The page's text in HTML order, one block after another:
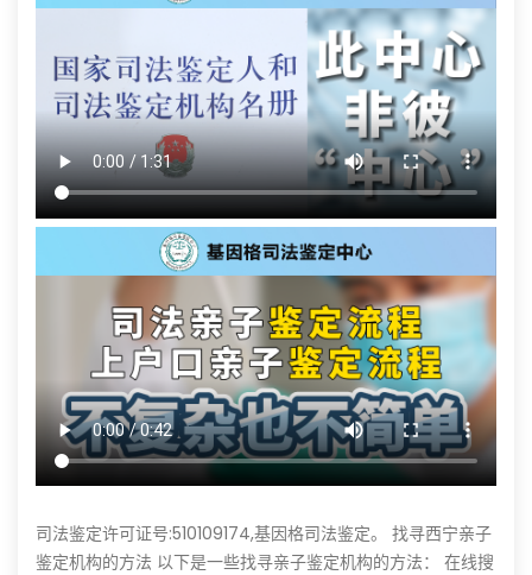
司法鉴定许可证号:510109174,基因格司法鉴定。 找寻西宁亲子
鉴定机构的方法 以下是一些找寻亲子鉴定机构的方法： 在线搜